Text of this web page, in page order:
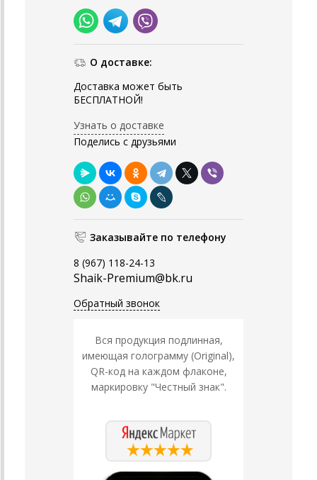
О доставке:
Доставка может быть
БЕСПЛАТНОЙ!
Узнать о доставке
Поделись с друзьями
Заказывайте по телефону
8 (967) 118-24-13
Shaik-Premium@bk.ru
Обратный звонок
Вся продукция подлинная,
имеющая голограмму (Original),
QR-код на каждом флаконе,
маркировку "Честный знак".